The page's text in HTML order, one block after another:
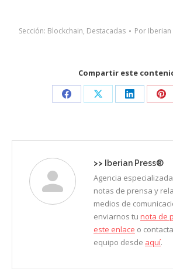
Sección: Blockchain, Destacadas Por
Compartir este
Share
Facebook
Share
X
Share
LinkedIn
>> Iberian Press®
Agencia
notas de prensa y
medios de
enviarnos tu nota de
este enlace o
equipo desde aquí.